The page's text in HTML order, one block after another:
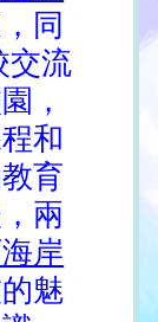
同
交流
，
和
育
兩
岸
魅